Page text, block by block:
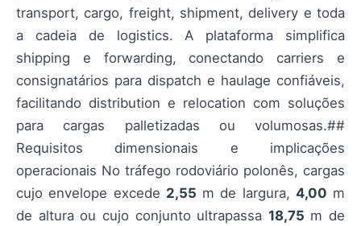
transport, cargo, freight, shipment, delivery e toda
a cadeia de logistics. A plataforma simplifica
shipping e forwarding, conectando carriers e
consignatários para dispatch e haulage confiáveis,
facilitando distribution e relocation com soluções
para cargas palletizadas ou volumosas.##
Requisitos dimensionais e implicações
operacionais No tráfego rodoviário polonês, cargas
cujo envelope excede 2,55 m de largura, 4,00 m
de altura ou cujo conjunto ultrapassa 18,75 m de